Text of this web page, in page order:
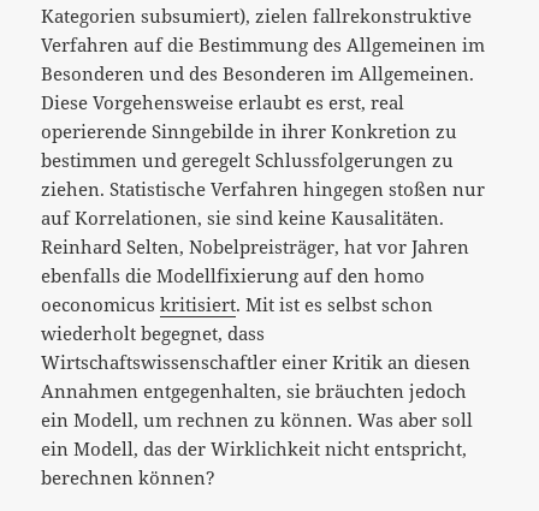
Kategorien subsumiert), zielen fallrekonstruktive
Verfahren auf die Bestimmung des Allgemeinen im
Besonderen und des Besonderen im Allgemeinen.
Diese Vorgehensweise erlaubt es erst, real
operierende Sinngebilde in ihrer Konkretion zu
bestimmen und geregelt Schlussfolgerungen zu
ziehen. Statistische Verfahren hingegen stoßen nur
auf Korrelationen, sie sind keine Kausalitäten.
Reinhard Selten, Nobelpreisträger, hat vor Jahren
ebenfalls die Modellfixierung auf den homo
oeconomicuskritisiert. Mit ist es selbst schon
wiederholt begegnet, dass
Wirtschaftswissenschaftler einer Kritik an diesen
Annahmen entgegenhalten, sie bräuchten jedoch
ein Modell, um rechnen zu können. Was aber soll
ein Modell, das der Wirklichkeit nicht entspricht,
berechnen können?